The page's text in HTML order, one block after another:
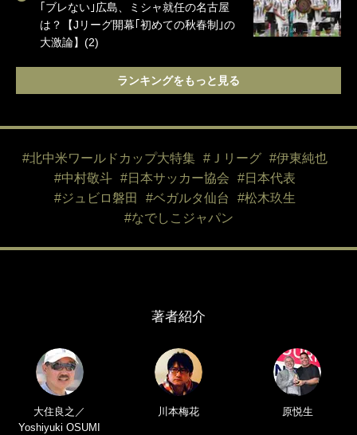
｢ブレない｣広島、ミシャ就任の名古屋
は？【Jリーグ開幕｢初めての秋春制｣の
大激論】(2)
ランキングをもっと見る
#北中米ワールドカップ大特集 #Ｊリーグ
#伊東純也
#中村敬斗
#日本サッカー協会
#日本代表
#ジュビロ磐田
#ベガルタ仙台
#松木玖生
#なでしこジャパン
著者紹介
大住良之／
Yoshiyuki OSUMI
川本梅花 原悦生